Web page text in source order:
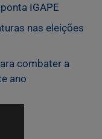
IGAPE
nas eleições
combater a
ano